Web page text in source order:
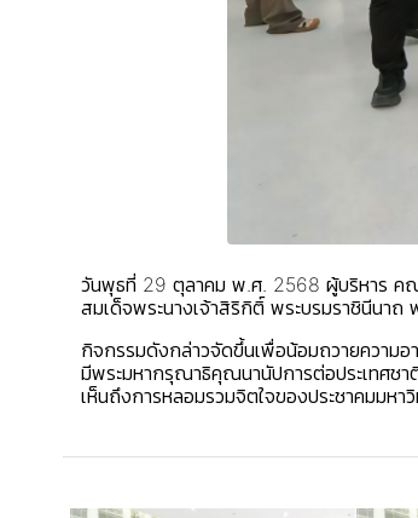
วันพุธที่ 29 ตุลาคม พ.ศ. 2568 ผู้บริหาร ค
สมเด็จพระนางเจ้าสิริกิติ์ พระบรมราชินีนาถ
กิจกรรมดังกล่าวจัดขึ้นเพื่อน้อมถวายความ
มีพระมหากรุณาธิคุณนานัปการต่อประเทศชา
เห็นถึงการหลอมรวมจิตใจของประชาคมมห